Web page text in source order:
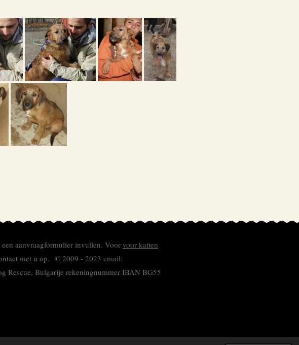
aanvraagformulier invullen. Voor voor katten
met u op. © 2009 - 2023 email:
Rescue, Bulgarije rekeningnummer IBAN BG55